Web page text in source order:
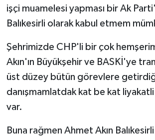
işçi muamelesi yapması bir Ak
Balıkesirli olarak kabul etmem
Şehrimizde CHP'li bir çok
Akın'ın Büyükşehir ve BASKİ'ye
üst düzey bütün görevlere
danışmamlatdak kat be kat
var.
Buna rağmen Ahmet Akın